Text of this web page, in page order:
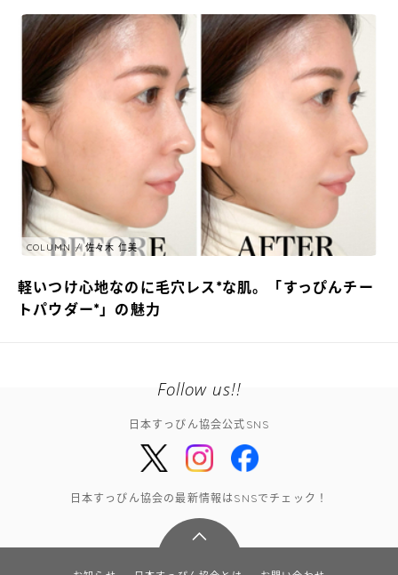
COLUMN 佐々木 仁美
軽いつけ心地なのに毛穴レス*な肌。「すっぴんチー
トパウダー*」の魅力
Follow us!!
日本すっぴん協会公式SNS
日本すっぴん協会の最新情報はSNSでチェック！